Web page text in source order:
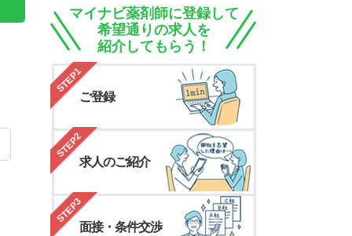
マイナビ薬剤師に登録して
希望通りの求人を
紹介してもらう！
STEP1
ご登録
STEP2
求人のご紹介
STEP3
面接・条件交渉